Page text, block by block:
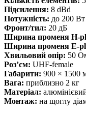
Підсилення: 8 dBd
Потужність: до 200 Вт
Фронт/тил: 20 дБ
Ширина променя H-
Ширина променя E-
Хвильовий опір: 50
Роз’єм: UHF-female
Габарити: 900 × 1500
Вага: приблизно 2 кг
Матеріал:
Монтаж: на щоглу